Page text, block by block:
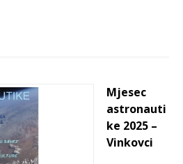
Mjesec
astronauti
ke 2025 –
Vinkovci